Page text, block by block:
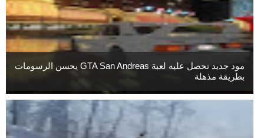
مود جديد تحصل عليه لعبة GTA San Andreas يحسن الرسومات
بطريقة مذهلة